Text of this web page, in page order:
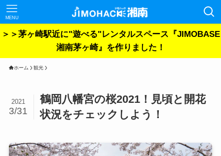
MENU
＞＞茅ヶ崎駅近に"遊べる"レンタルスペース『JIMOBASE
湘南茅ヶ崎』を作りました！
ホーム 観光
鶴岡八幡宮の桜2021！見頃と開花
状況をチェックしよう！
2021
3/31